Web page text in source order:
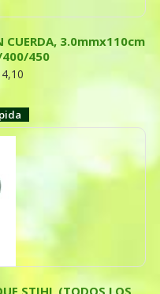
CUERDA, 3.0mmx110cm
450